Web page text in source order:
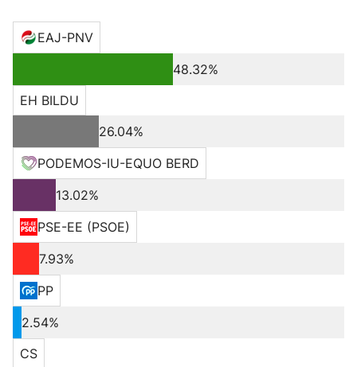
EAJ-PNV
48.32%
EH BILDU
26.04%
PODEMOS-IU-EQUO BERD
13.02%
PSE-EE (PSOE)
7.93%
PP
2.54%
CS